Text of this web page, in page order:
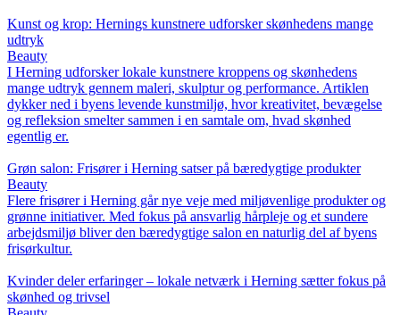
Kunst og krop: Hernings kunstnere udforsker skønhedens mange
udtryk
Beauty
I Herning udforsker lokale kunstnere kroppens og skønhedens
mange udtryk gennem maleri, skulptur og performance. Artiklen
dykker ned i byens levende kunstmiljø, hvor kreativitet, bevægelse
og refleksion smelter sammen i en samtale om, hvad skønhed
egentlig er.
Grøn salon: Frisører i Herning satser på bæredygtige produkter
Beauty
Flere frisører i Herning går nye veje med miljøvenlige produkter og
grønne initiativer. Med fokus på ansvarlig hårpleje og et sundere
arbejdsmiljø bliver den bæredygtige salon en naturlig del af byens
frisørkultur.
Kvinder deler erfaringer – lokale netværk i Herning sætter fokus på
skønhed og trivsel